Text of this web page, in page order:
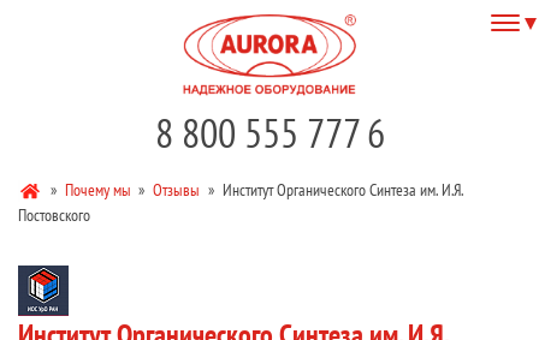
8 800 555 777 6
» Почему мы » Отзывы » Институт Органического Синтеза им. И.Я.
Постовского